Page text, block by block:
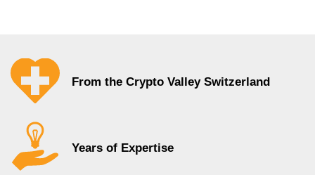
From the Crypto Valley Switzerland
Years of Expertise